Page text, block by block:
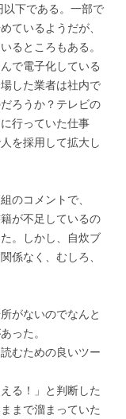
下である。一部で
ているようだが、
るところもある。
で電子化している
した業者は社内で
ろうか？テレビの
行っていた仕事
を採用して拡大し
のコメントで、
が不足しているの
。しかし、自炊ブ
係なく、むしろ、
がないのでなんと
った。
むための良いツー
る！」と判断した
まで溜まっていた